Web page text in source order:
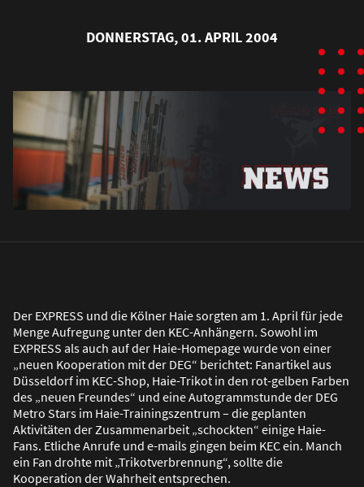
DONNERSTAG, 01. APRIL 2004
Der EXPRESS und die Kölner Haie sorgten am 1. April für jede
Menge Aufregung unter den KEC-Anhängern. Sowohl im
EXPRESS als auch auf der Haie-Homepage wurde von einer
„neuen Kooperation mit der DEG“ berichtet: Fanartikel aus
Düsseldorf im KEC-Shop, Haie-Trikot in den rot-gelben Farben
des „neuen Freundes“ und eine Autogrammstunde der DEG
Metro Stars im Haie-Trainingszentrum – die geplanten
Aktivitäten der Zusammenarbeit „schockten“ einige Haie-
Fans. Etliche Anrufe und e-mails gingen beim KEC ein. Manch
ein Fan drohte mit „Trikotverbrennung“, sollte die
Kooperation der Wahrheit entsprechen.